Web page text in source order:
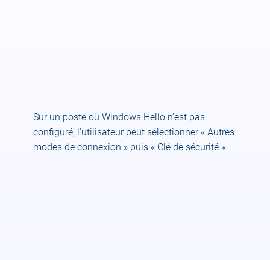
Sur un poste où Windows Hello n’est pas
configuré, l’utilisateur peut sélectionner « Autres
modes de connexion » puis « Clé de sécurité ».